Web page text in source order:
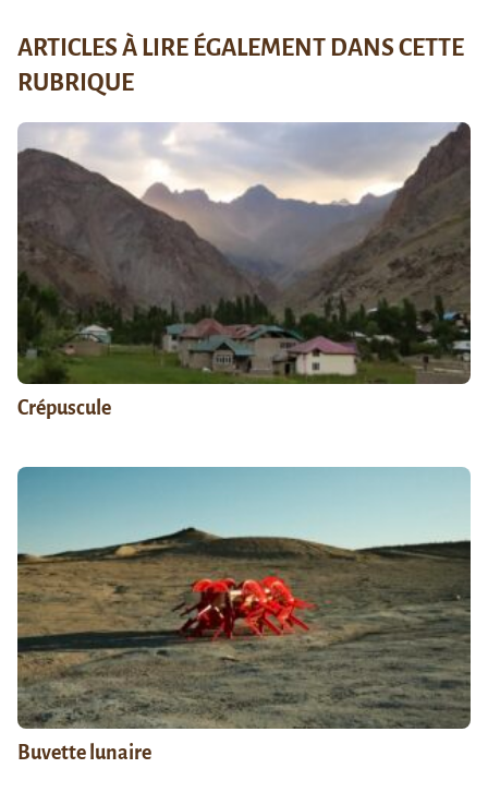
ARTICLES À LIRE ÉGALEMENT DANS CETTE
RUBRIQUE
Crépuscule
Buvette lunaire